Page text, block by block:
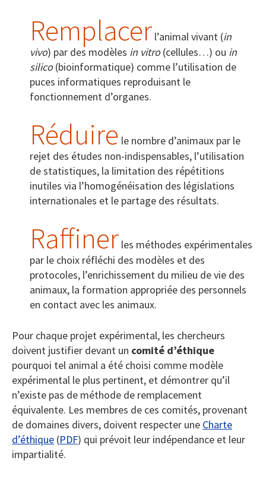
Remplacer l’animal vivant (in
vivo) par des modèles in vitro(cellules…) ou in
silico(bioinformatique) comme l’utilisation de
puces informatiques reproduisant le
fonctionnement d’organes.
Réduire le nombre d’animaux par le
rejet des études non-indispensables, l’utilisation
de statistiques, la limitation des répétitions
inutiles via l’homogénéisation des législations
internationales et le partage des résultats.
Raffiner les méthodes expérimentales
par le choix réfléchi des modèles et des
protocoles, l’enrichissement du milieu de vie des
animaux, la formation appropriée des personnels
en contact avec les animaux.
Pour chaque projet expérimental, les chercheurs
doivent justifier devant un comité d’éthique
pourquoi tel animal a été choisi comme modèle
expérimental le plus pertinent, et démontrer qu’il
n’existe pas de méthode de remplacement
équivalente. Les membres de ces comités, provenant
de domaines divers, doivent respecter une Charte
d’éthique (PDF) qui prévoit leur indépendance et leur
impartialité.